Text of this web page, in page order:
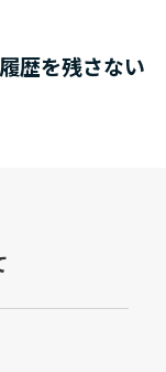
履歴を残さない